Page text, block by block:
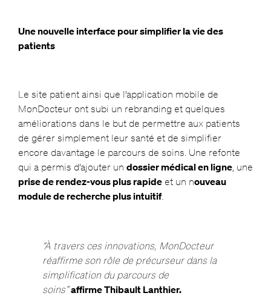
Une nouvelle interface pour simplifier la vie des
patients
Le site patient ainsi que l’application mobile de
MonDocteur ont subi un rebranding et quelques
améliorations dans le but de permettre aux patients
de gérer simplement leur santé et de simplifier
encore davantage le parcours de soins. Une refonte
qui a permis d’ajouter un dossier médical en ligne, une
prise de rendez-vous plus rapideet un nouveau
module de recherche plus intuitif.
“À travers ces innovations, MonDocteur
réaffirme son rôle de précurseur dans la
simplification du parcours de
soins”affirme Thibault Lanthier.